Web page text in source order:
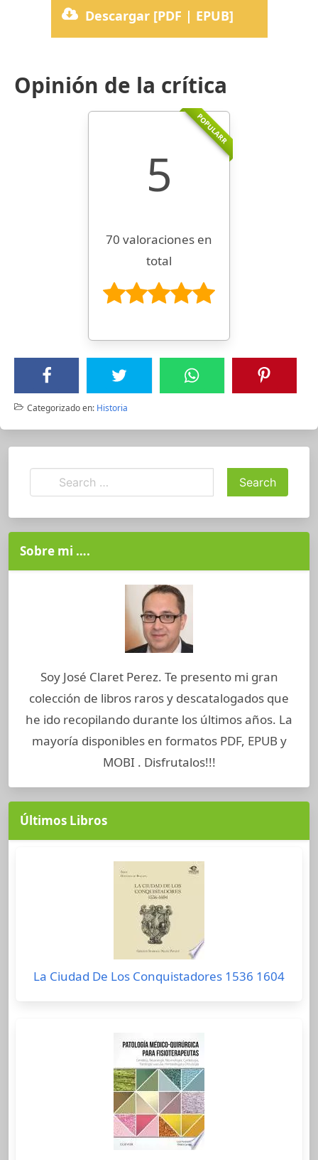
Descargar [PDF | EPUB]
Opinión de la crítica
POPULARR
5
70 valoraciones en
total
Categorizado en: Historia
Sobre mi ….
Soy José Claret Perez. Te presento mi gran
colección de libros raros y descatalogados que
he ido recopilando durante los últimos años. La
mayoría disponibles en formatos PDF, EPUB y
MOBI . Disfrutalos!!!
Últimos Libros
La Ciudad De Los Conquistadores 1536 1604